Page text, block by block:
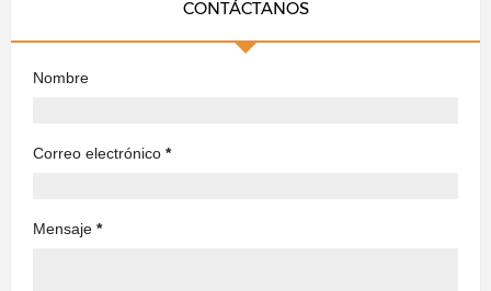
CONTÁCTANOS
Nombre
Correo electrónico *
Mensaje *